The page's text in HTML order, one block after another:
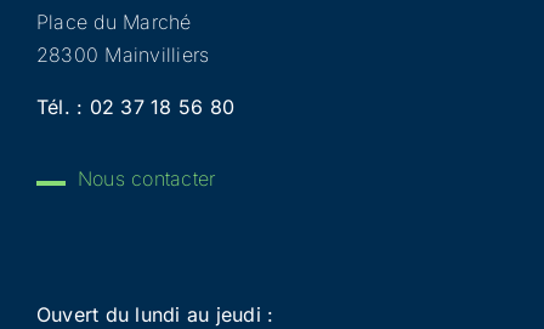
Place du Marché
28300 Mainvilliers
Tél. : 02 37 18 56 80
Nous contacter
Ouvert du lundi au jeudi :